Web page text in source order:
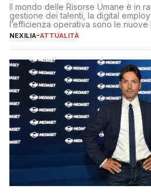
Il mondo delle Risorse Umane è in
gestione dei talenti, la digital
l’efficienza operativa sono le nuove
lavoro, d’altra parte, è sempre più
NEXILIA-ATTUALITÀ